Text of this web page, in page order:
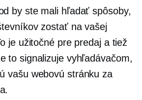
by ste mali hľadať spôsoby,
zostať na vašej
je užitočné pre predaj a tiež
to signalizuje vyhľadávačom,
vašu webovú stránku za